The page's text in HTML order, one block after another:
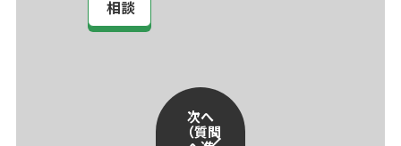
相談
次へ
（質問